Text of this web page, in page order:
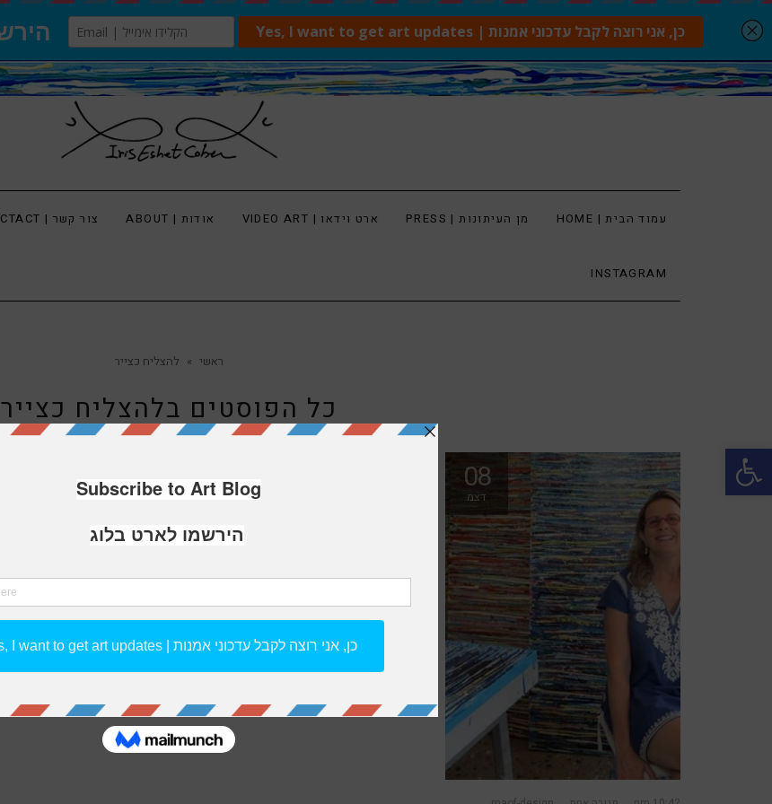
פתח סרגל נגישות
עמוד הבית | HOME מן העיתונות | PRESS ארט וידאו | VIDEO ART אודות | ABOUT צור קשר | CONCTACT
INSTAGRAM
ראשי » להצליח כצייר
כל הפוסטים בלהצליח כצייר
08
דצמ